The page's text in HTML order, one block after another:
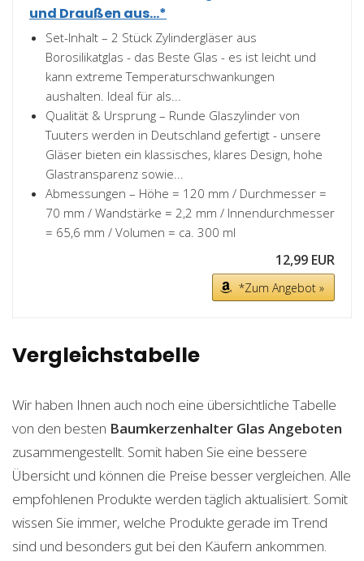
und Draußen aus...*
Set-Inhalt – 2 Stück Zylindergläser aus
Borosilikatglas - das Beste Glas - es ist leicht und
kann extreme Temperaturschwankungen
aushalten. Ideal für als...
Qualität & Ursprung – Runde Glaszylinder von
Tuuters werden in Deutschland gefertigt - unsere
Gläser bieten ein klassisches, klares Design, hohe
Glastransparenz sowie...
Abmessungen – Höhe = 120 mm / Durchmesser =
70 mm / Wandstärke = 2,2 mm / Innendurchmesser
= 65,6 mm / Volumen = ca. 300 ml
12,99 EUR
*Zum Angebot »
Vergleichstabelle
Wir haben Ihnen auch noch eine übersichtliche Tabelle
von den besten Baumkerzenhalter Glas Angeboten
zusammengestellt. Somit haben Sie eine bessere
Übersicht und können die Preise besser vergleichen. Alle
empfohlenen Produkte werden täglich aktualisiert. Somit
wissen Sie immer, welche Produkte gerade im Trend
sind und besonders gut bei den Käufern ankommen.